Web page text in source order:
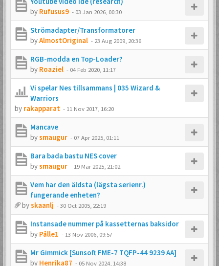
by Rufusus9 - 03 Jan 2026, 00:30
Strömadapter/Transformatorer
byAlmostOriginal - 23 Aug 2009, 20:36
RGB-modda en Top-Loader?
by Roaziel - 04 Feb 2020, 11:17
Vi spelar Nes tillsammans | 035 Wizard &
Warriors
by rakapparat - 11 Nov 2017, 16:20
Mancave
bysmaugur - 07 Apr 2025, 01:11
Bara bada bastu NES cover
bysmaugur - 19 Mar 2025, 21:02
Vem har den äldsta (lägsta serienr.)
fungerande enheten?
byskaanlj -30 Oct 2005, 22:19
Instansade nummer på kassetternas baksidor
by Pålle1 - 13 Nov 2006, 09:57
Mr Gimmick [Sunsoft FME-7 TQFP-44 9239 AA]
by Henrika87 - 05 Nov 2024, 14:38